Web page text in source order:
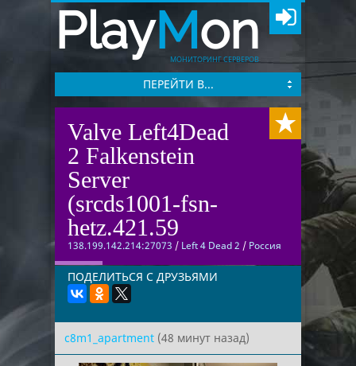
PlayMon
МОНИТОРИНГ СЕРВЕРОВ
ПЕРЕЙТИ В...
Valve Left4Dead
2 Falkenstein
Server
(srcds1001-fsn-
hetz.421.59
138.199.142.214:27073 / Left 4 Dead 2 / Россия
ПОДЕЛИТЬСЯ С ДРУЗЬЯМИ
c8m1_apartment (48 минут назад)